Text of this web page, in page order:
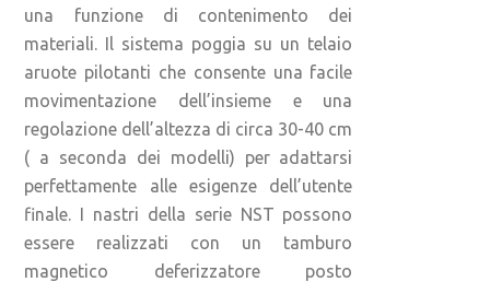
una funzione di contenimento dei
materiali. Il sistema poggia su un telaio
aruote pilotanti che consente una facile
movimentazione dell’insieme e una
regolazione dell’altezza di circa 30-40 cm
( a seconda dei modelli) per adattarsi
perfettamente alle esigenze dell’utente
finale. I nastri della serie NST possono
essere realizzati con un tamburo
magnetico deferizzatore posto